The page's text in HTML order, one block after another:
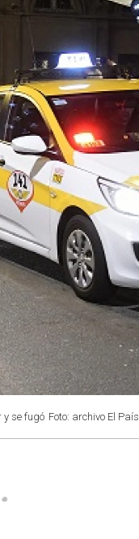
y se fugó Foto: archivo El País